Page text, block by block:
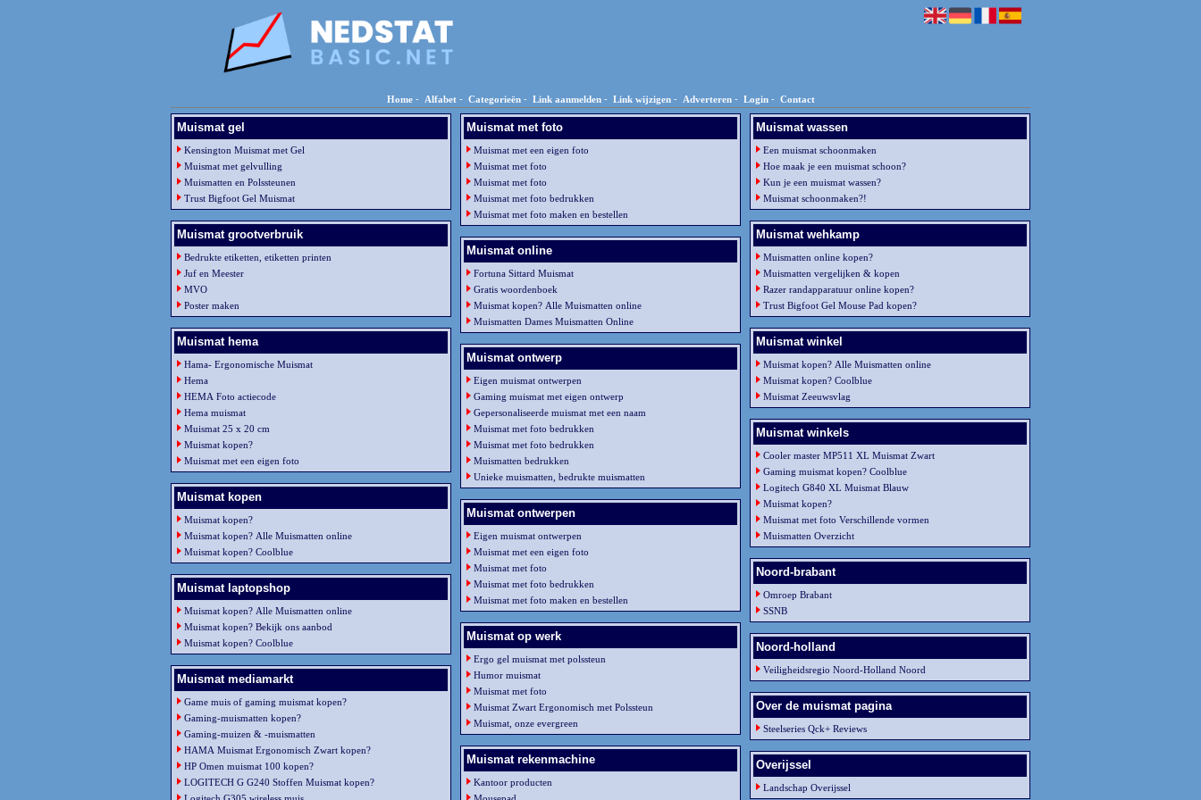
Home - Alfabet - Categorieën - Link aanmelden - Link wijzigen - Adverteren - Login - Contact
Muismat gel
Kensington Muismat met Gel
Muismat met gelvulling
Muismatten en Polssteunen
Trust Bigfoot Gel Muismat
Muismat grootverbruik
Bedrukte etiketten, etiketten printen
Juf en Meester
MVO
Poster maken
Muismat hema
Hama- Ergonomische Muismat
Hema
HEMA Foto actiecode
Hema muismat
Muismat 25 x 20 cm
Muismat kopen?
Muismat met een eigen foto
Muismat kopen
Muismat kopen?
Muismat kopen? Alle Muismatten online
Muismat kopen? Coolblue
Muismat laptopshop
Muismat kopen? Alle Muismatten online
Muismat kopen? Bekijk ons aanbod
Muismat kopen? Coolblue
Muismat mediamarkt
Game muis of gaming muismat kopen?
Gaming-muismatten kopen?
Gaming-muizen & -muismatten
HAMA Muismat Ergonomisch Zwart kopen?
HP Omen muismat 100 kopen?
LOGITECH G G240 Stoffen Muismat kopen?
Muismat met foto
Muismat met een eigen foto
Muismat met foto
Muismat met foto
Muismat met foto bedrukken
Muismat met foto maken en bestellen
Muismat online
Fortuna Sittard Muismat
Gratis woordenboek
Muismat kopen? Alle Muismatten online
Muismatten Dames Muismatten Online
Muismat ontwerp
Eigen muismat ontwerpen
Gaming muismat met eigen ontwerp
Gepersonaliseerde muismat met een naam
Muismat met foto bedrukken
Muismat met foto bedrukken
Muismatten bedrukken
Unieke muismatten, bedrukte muismatten
Muismat ontwerpen
Eigen muismat ontwerpen
Muismat met een eigen foto
Muismat met foto
Muismat met foto bedrukken
Muismat met foto maken en bestellen
Muismat op werk
Ergo gel muismat met polssteun
Humor muismat
Muismat met foto
Muismat Zwart Ergonomisch met Polssteun
Muismat, onze evergreen
Muismat rekenmachine
Kantoor producten
Muismat wassen
Een muismat schoonmaken
Hoe maak je een muismat schoon?
Kun je een muismat wassen?
Muismat schoonmaken?!
Muismat wehkamp
Muismatten online kopen?
Muismatten vergelijken & kopen
Razer randapparatuur online kopen?
Trust Bigfoot Gel Mouse Pad kopen?
Muismat winkel
Muismat kopen? Alle Muismatten online
Muismat kopen? Coolblue
Muismat Zeeuwsvlag
Muismat winkels
Cooler master MP511 XL Muismat Zwart
Gaming muismat kopen? Coolblue
Logitech G840 XL Muismat Blauw
Muismat kopen?
Muismat met foto Verschillende vormen
Muismatten Overzicht
Noord-brabant
Omroep Brabant
SSNB
Noord-holland
Veiligheidsregio Noord-Holland Noord
Over de muismat pagina
Steelseries Qck+ Reviews
Overijssel
Landschap Overijssel